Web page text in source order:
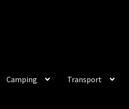
Camping Transport